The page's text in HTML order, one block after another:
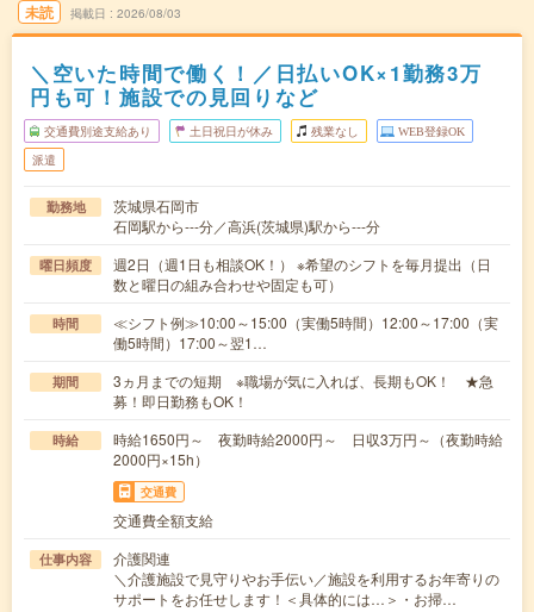
未読 掲載日 2026/08/03
＼空いた時間で働く！／日払いOK×1勤務3万
円も可！施設での見回りなど
交通費別途支給あり 土日祝日が休み 残業なし WEB登録OK
派遣
勤務地
茨城県石岡市
石岡駅から---分／高浜(茨城県)駅から---分
曜日頻度
週2日（週1日も相談OK！） ※希望のシフトを毎月提出（日
数と曜日の組み合わせや固定も可）
時間
≪シフト例≫10:00～15:00（実働5時間）12:00～17:00（実
働5時間）17:00～翌1…
期間
3ヵ月までの短期 ※職場が気に入れば、長期もOK！ ★急
募！即日勤務もOK！
時給
時給1650円～ 夜勤時給2000円～ 日収3万円～（夜勤時給
2000円×15h）
交通費
交通費全額支給
仕事内容
介護関連
＼介護施設で見守りやお手伝い／施設を利用するお年寄りの
サポートをお任せします！＜具体的には…＞・お掃…